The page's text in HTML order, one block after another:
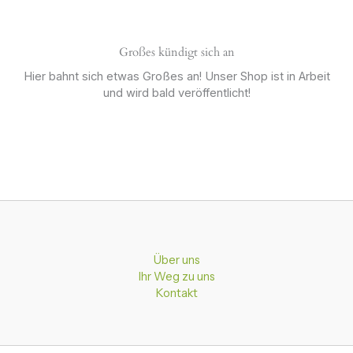
Großes kündigt sich an
Hier bahnt sich etwas Großes an! Unser Shop ist in Arbeit
und wird bald veröffentlicht!
Über uns
Ihr Weg zu uns
Kontakt